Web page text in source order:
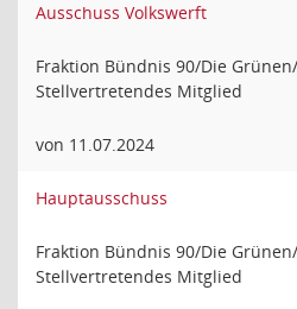
Ausschuss Volkswerft
Fraktion Bündnis 90/Die
Stellvertretendes Mitglied
von 11.07.2024
Hauptausschuss
Fraktion Bündnis 90/Die
Stellvertretendes Mitglied